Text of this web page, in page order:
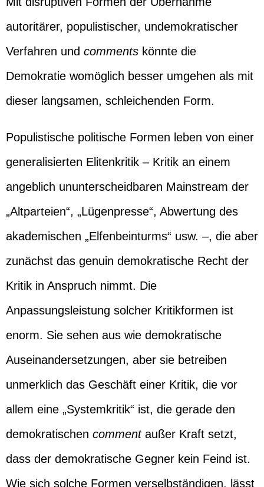
autoritärer, populistischer, undemokratischer
Verfahren und comments könnte die
Demokratie womöglich besser umgehen als mit
dieser langsamen, schleichenden Form.
Populistische politische Formen leben von einer
generalisierten Elitenkritik – Kritik an einem
angeblich ununterscheidbaren Mainstream der
„Altparteien“, „Lügenpresse“, Abwertung des
akademischen „Elfenbeinturms“ usw. –, die aber
zunächst das genuin demokratische Recht der
Kritik in Anspruch nimmt. Die
Anpassungsleistung solcher Kritikformen ist
enorm. Sie sehen aus wie demokratische
Auseinandersetzungen, aber sie betreiben
unmerklich das Geschäft einer Kritik, die vor
allem eine „Systemkritik“ ist, die gerade den
demokratischen commentaußer Kraft setzt,
dass der demokratische Gegner kein Feind ist.
Wie sich solche Formen verselbständigen, lässt